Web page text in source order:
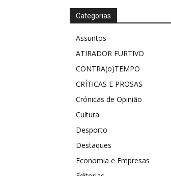
Categorias
Assuntos
ATIRADOR FURTIVO
CONTRA(o)TEMPO
CRÍTICAS E PROSAS
Crónicas de Opinião
Cultura
Desporto
Destaques
Economia e Empresas